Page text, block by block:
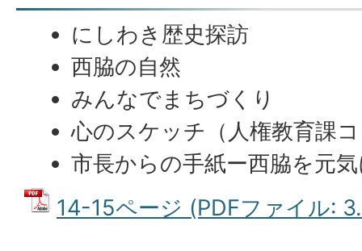
にしわき歴史探訪
西脇の自然
みんなでまちづくり
心のスケッチ（人権教育課
市長からの手紙ー西脇を元
14-15ページ (PDFファイル: